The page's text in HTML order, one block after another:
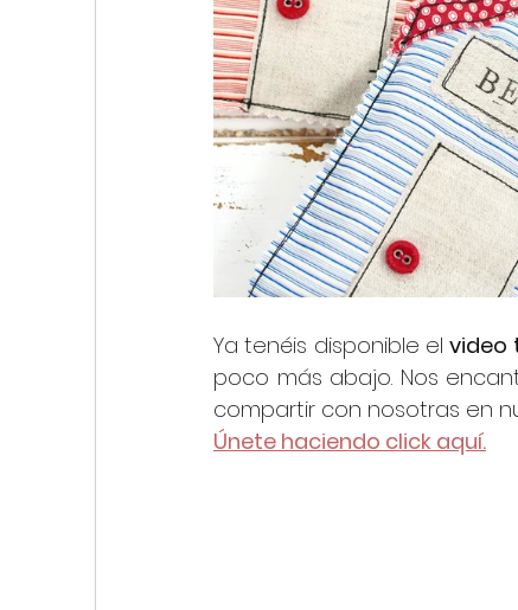
Ya tenéis disponible el video
poco más abajo. Nos
compartir con nosotras en
Únete haciendo click aquí.